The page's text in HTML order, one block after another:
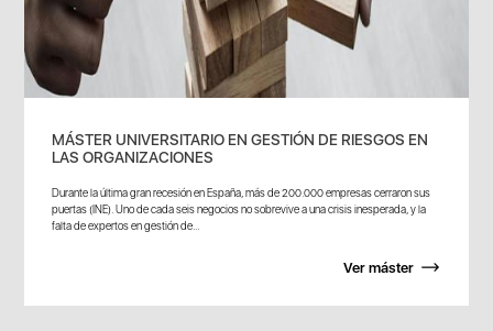
MÁSTER UNIVERSITARIO EN GESTIÓN DE RIESGOS EN
LAS ORGANIZACIONES
Durante la última gran recesión en España, más de 200.000 empresas cerraron sus
puertas (INE). Uno de cada seis negocios no sobrevive a una crisis inesperada, y la
falta de expertos en gestión de...
Ver máster